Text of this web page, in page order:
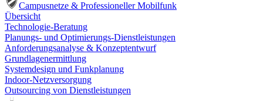
Campusnetze & Professioneller Mobilfunk
Übersicht
Technologie-Beratung
Planungs- und Optimierungs-Dienstleistungen
Anforderungsanalyse & Konzeptentwurf
Grundlagenermittlung
Systemdesign und Funkplanung
Indoor-Netzversorgung
Outsourcing von Dienstleistungen